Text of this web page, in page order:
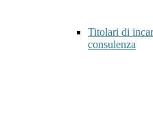
Titolari di
consulenza